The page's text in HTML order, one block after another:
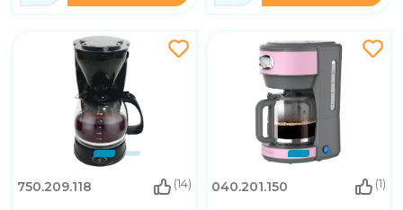
750.209.118 (14) 040.201.150 (1)